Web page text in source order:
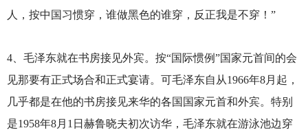
人，按中国习惯穿，谁做黑色的谁穿，反正我是不穿！”
4、毛泽东就在书房接见外宾。按“国际惯例”国家元首间的会
见那要有正式场合和正式宴请。可毛泽东自从1966年8月起，
几乎都是在他的书房接见来华的各国国家元首和外宾。特别
是1958年8月1日赫鲁晓夫初次访华，毛泽东就在游泳池边穿